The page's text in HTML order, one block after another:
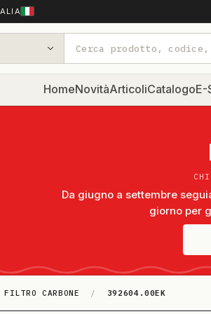
HomeNovitàArticoliCatalogoE-
Da giugno a settembre
giorno per
FILTRO CARBONE / 392604.00EK